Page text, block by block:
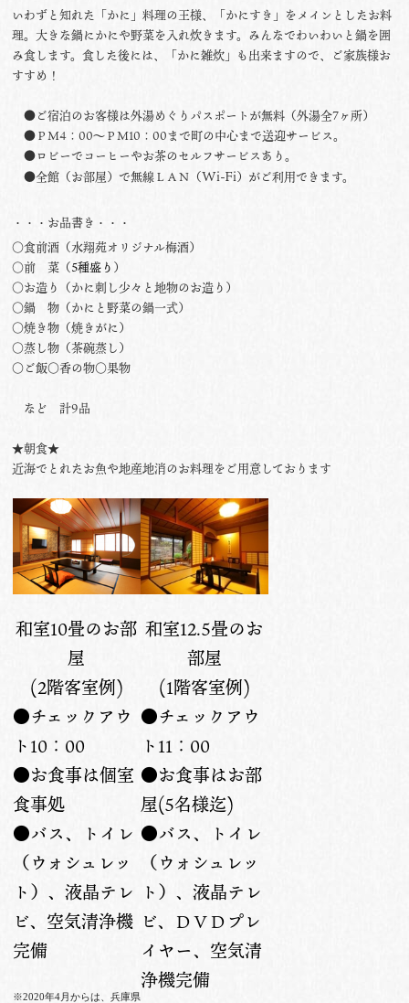
いわずと知れた「かに」料理の王様、「かにすき」をメインとしたお料
理。大きな鍋にかにや野菜を入れ炊きます。みんなでわいわいと鍋を囲
み食します。食した後には、「かに雑炊」も出来ますので、ご家族様お
すすめ！
●ご宿泊のお客様は外湯めぐりパスポートが無料（外湯全7ヶ所）
●ＰＭ4：00〜ＰＭ10：00まで町の中心まで送迎サービス。
●ロビーでコーヒーやお茶のセルフサービスあり。
●全館（お部屋）で無線ＬＡＮ（Wi-Fi）がご利用できます。
・・・お品書き・・・
○食前酒（水翔苑オリジナル梅酒）
○前 菜（5種盛り ）
○お造り（かに刺し少々と地物のお造り）
○鍋 物（かにと野菜の鍋一式）
○焼き物（焼きがに）
○蒸し物（茶碗蒸し）
○ご飯○香の物○果物
など 計9品
★朝食★
近海でとれたお魚や地産地消のお料理をご用意しております
和室10畳のお部
屋
(2階客室例)
●チェックアウ
ト10：00
●お食事は個室
食事処
●バス、トイレ
（ウォシュレッ
ト）、液晶テレ
ビ、空気清浄機
完備
※2020年4月からは、兵庫県
和室12.5畳のお
部屋
(1階客室例)
●チェックアウ
ト11：00
●お食事はお部
屋(5名様迄)
●バス、トイレ
（ウォシュレッ
ト）、液晶テレ
ビ、ＤＶＤプレ
イヤー、空気清
浄機完備